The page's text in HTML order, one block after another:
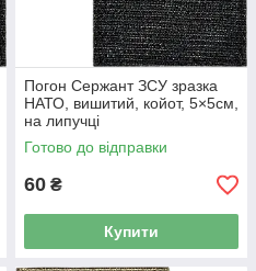
Погон Сержант ЗСУ зразка
НАТО, вишитий, койот, 5×5см,
на липучці
Готово до відправки
60 ₴
Купити